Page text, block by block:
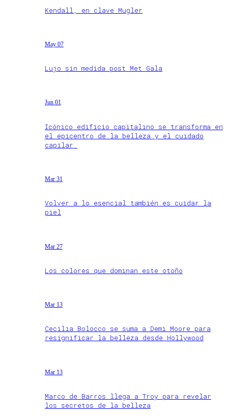
Kendall, en clave Mugler
May 07
Lujo sin medida post Met Gala
Jun 01
Icónico edificio capitalino se transforma en
el epicentro de la belleza y el cuidado
capilar
Mar 31
Volver a lo esencial también es cuidar la
piel
Mar 27
Los colores que dominan este otoño
Mar 13
Cecilia Bolocco se suma a Demi Moore para
resignificar la belleza desde Hollywood
Mar 13
Marco de Barros llega a Troy para revelar
los secretos de la belleza